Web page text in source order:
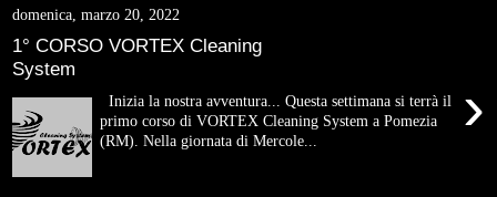
domenica, marzo 20, 2022
1° CORSO VORTEX Cleaning
System
›
Inizia la nostra avventura... Questa settimana si terrà il
primo corso di VORTEX Cleaning System a Pomezia
(RM). Nella giornata di Mercole...